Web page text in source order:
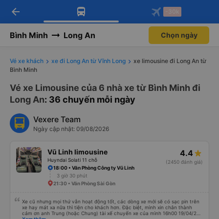
Tải app Vexere ngay!
Nhận ưu đãi thành viên độc
Mở app
Tải app Vexere
-30k/ghế khi đặt vé máy bay qua
Mở app
arrow_back -30k
Bình Minh Long An Chọn ngày
Vé xe khách xe đi Long An từ Vĩnh Long
xe limousine đi Long An từ
Bình Minh
Vé xe Limousine của 6 nhà xe từ Bình Minh đi
Long An: 36 chuyến mỗi ngày
Vexere Team
Ngày cập nhật: 09/08/2026
Vũ Linh limousine
Huyndai Solati 11 chỗ
4.4
(2450 đánh giá)
18:00 • Văn Phòng Công ty Vũ Linh
3 giờ 30 phút
21:30 • Văn Phòng Sài Gòn
Xe cũ nhưng mọi thứ vẫn hoạt động tốt, các dòng xe mới sẽ có sạc pin trên
xe hay mát xa nữa thì tiện cho khách hơn. Đặc biệt, mình xin chân thành
cảm ơn anh Trung (hoặc Chung) tài xế chuyến xe của mình 16h00 19/04/26